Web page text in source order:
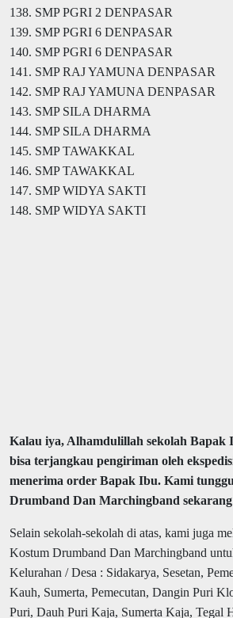
138. SMP PGRI 2 DENPASAR
139. SMP PGRI 6 DENPASAR
140. SMP PGRI 6 DENPASAR
141. SMP RAJ YAMUNA DENPASAR
142. SMP RAJ YAMUNA DENPASAR
143. SMP SILA DHARMA
144. SMP SILA DHARMA
145. SMP TAWAKKAL
146. SMP TAWAKKAL
147. SMP WIDYA SAKTI
148. SMP WIDYA SAKTI
Kalau iya, Alhamdulillah sekolah Bapak
bisa terjangkau pengiriman oleh
menerima order Bapak Ibu. Kami
Drumband Dan Marchingband
Selain sekolah-sekolah di atas, kami juga
Kostum Drumband Dan Marchingband
Kelurahan / Desa : Sidakarya, Sesetan,
Kauh, Sumerta, Pemecutan, Dangin Puri
Puri, Dauh Puri Kaja, Sumerta Kaja, Tegal